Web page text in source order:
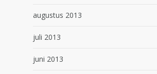
augustus 2013
juli 2013
juni 2013